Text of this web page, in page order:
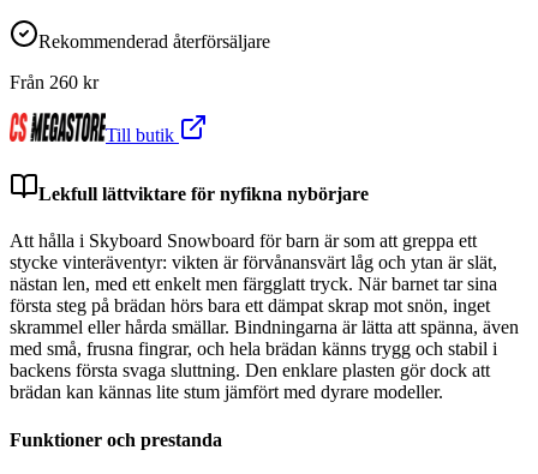
Rekommenderad återförsäljare
Från 260 kr
Till butik
Lekfull lättviktare för nyfikna nybörjare
Att hålla i Skyboard Snowboard för barn är som att greppa ett
stycke vinteräventyr: vikten är förvånansvärt låg och ytan är slät,
nästan len, med ett enkelt men färgglatt tryck. När barnet tar sina
första steg på brädan hörs bara ett dämpat skrap mot snön, inget
skrammel eller hårda smällar. Bindningarna är lätta att spänna, även
med små, frusna fingrar, och hela brädan känns trygg och stabil i
backens första svaga sluttning. Den enklare plasten gör dock att
brädan kan kännas lite stum jämfört med dyrare modeller.
Funktioner och prestanda